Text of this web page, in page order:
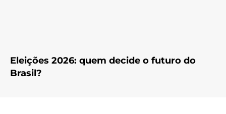
Eleições 2026: quem decide o futuro do
Brasil?